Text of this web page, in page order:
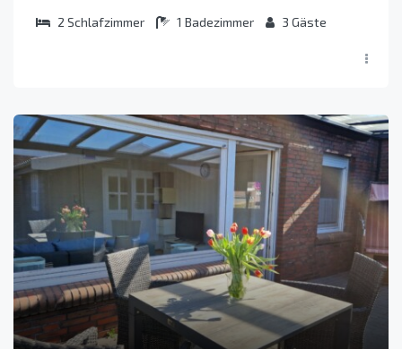
2 Schlafzimmer 1 Badezimmer 3 Gäste